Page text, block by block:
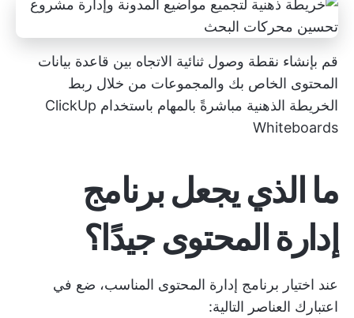
قم بإنشاء نقطة وصول ثنائية الاتجاه بين قاعدة بيانات
المحتوى الخاص بك والمجموعات من خلال ربط
الخريطة الذهنية مباشرةً بالمهام باستخدام ClickUp
Whiteboards
ما الذي يجعل برنامج
إدارة المحتوى جيدًا؟
عند اختيار برنامج إدارة المحتوى المناسب، ضع في
اعتبارك العناصر التالية: